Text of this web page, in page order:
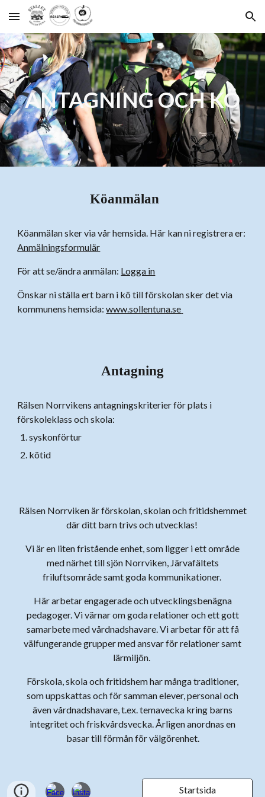
Skip to main content Skip to navigation
ANTAGNING OCH KÖ
Köanmälan
Köanmälan sker via vår hemsida. Här kan ni registrera er:
Anmälningsformulär
För att se/ändra anmälan: Logga in
Önskar ni ställa ert barn i kö till förskolan sker det via
kommunens hemsida:www.sollentuna.se
Antagning
Rälsen Norrvikens antagningskriterier för plats i
förskoleklass och skola:
syskonförtur
kötid
Rälsen Norrviken är förskolan, skolan och fritidshemmet
där ditt barn trivs och utvecklas!
Vi är en liten fristående enhet, som ligger i ett område
med närhet till sjön Norrviken, Järvafältets
friluftsområde samt goda kommunikationer.
Här arbetar engagerade och utvecklingsbenägna
pedagoger. Vi värnar om goda relationer och ett gott
samarbete med vårdnadshavare. Vi arbetar för att få
välfungerande grupper med ansvar för relationer samt
lärmiljön.
Förskola, skola och fritidshem har många traditioner,
som uppskattas och för samman elever, personal och
även vårdnadshavare, t.ex. temavecka kring barns
integritet och friskvårdsvecka. Årligen anordnas en
basar till förmån för välgörenhet.
Startsida